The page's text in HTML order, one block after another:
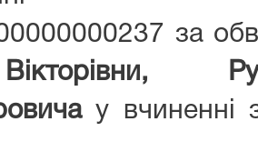
за
у вчиненні